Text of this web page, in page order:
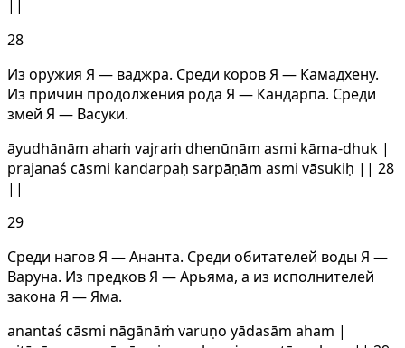
28
Из оружия Я — ваджра. Среди коров Я — Камадхену.
Из причин продолжения рода Я — Кандарпа. Среди
змей Я — Васуки.
āyudhānām ahaṁ vajraṁ dhenūnām asmi kāma-dhuk |
prajanaś cāsmi kandarpaḥ sarpāṇām asmi vāsukiḥ || 28
||
29
Среди нагов Я — Aнанта. Cреди обитателей воды Я —
Варуна. Из предков Я — Aрьяма, а из исполнителей
закона Я — Яма.
anantaś cāsmi nāgānāṁ varuṇo yādasām aham |